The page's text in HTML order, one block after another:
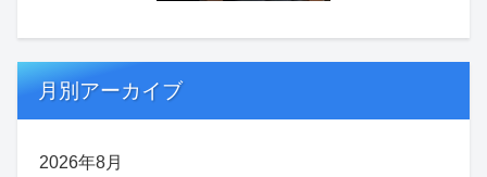
月別アーカイブ
2026年8月